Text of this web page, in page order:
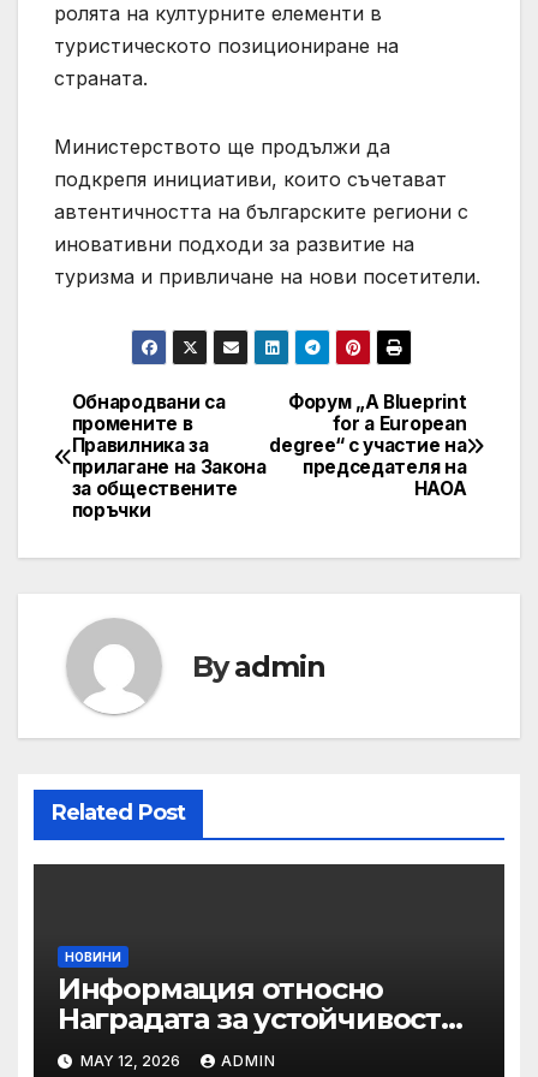
ролята на културните елементи в
туристическото позициониране на
страната.
Министерството ще продължи да
подкрепя инициативи, които съчетават
автентичността на българските региони с
иновативни подходи за развитие на
туризма и привличане на нови посетители.
Post
navigation
Форум „A Blueprint
for a European
degree“ с участие на
председателя на
НАОА
Обнародвани са
промените в
Правилника за
прилагане на Закона
за обществените
поръчки
Byadmin
Related Post
НОВИНИ
Информация относно
Наградата за устойчивост
на ОАЕ „Зайед“
MAY 12, 2026 ADMIN